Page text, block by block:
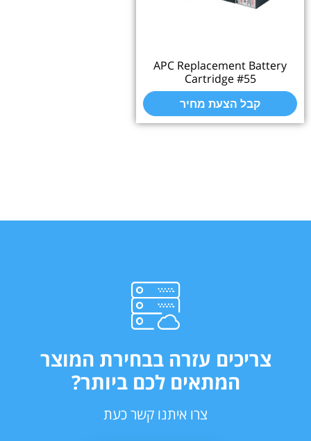
APC Replacement
Cartridge #55
קבל הצעת מחיר
עזרה בבחירת המוצר
המתאים לכם ביותר?
צרו איתנו קשר כעת